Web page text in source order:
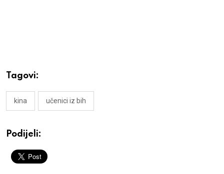
Tagovi:
kina učenici iz bih
Podijeli: